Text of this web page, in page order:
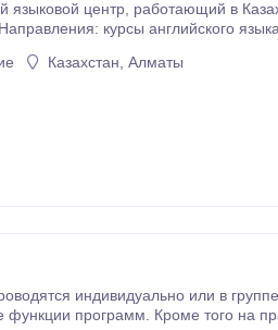
года. Филиалы в Алматы и Атырау,
курсы английского языка
Казахстан, Алматы
программ. Кроме того на